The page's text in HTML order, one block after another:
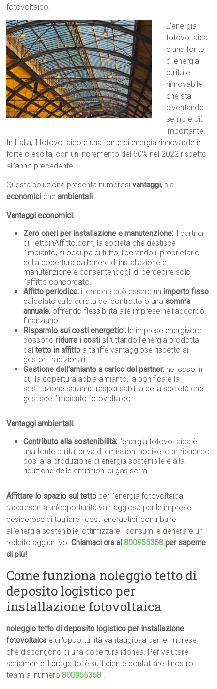
fotovoltaico.
L’energia
fotovoltaica
è una fonte
di energia
pulita e
rinnovabile
che sta
diventando
sempre più
importante.
In Italia, il fotovoltaico è una fonte di energia rinnovabile in
forte crescita, con un incremento del 50% nel 2022 rispetto
all’anno precedente.
Questa soluzione presenta numerosivantaggi, sia
economici cheambientali.
Vantaggi economici:
Zero oneri per installazione e manutenzione: il partner
di TettoinAffitto.com, la società che gestisce
l’impianto, si occupa di tutto, liberando il proprietario
della copertura dall’onere di installazione e
manutenzione e consentendogli di percepire solo
l’affitto concordato.
Affitto periodico: il canone può essere un importo fisso
calcolato sulla durata del contratto o una somma
annuale, offrendo flessibilità alle imprese nell’accordo
finanziario.
Risparmio sui costi energetici: le imprese energivore
possonoridurre i costi sfruttando l’energia prodotta
daltetto in affitto a tariffe vantaggiose rispetto ai
gestori tradizionali.
Gestione dell’amianto a carico del partner: nel caso in
cui la copertura abbia amianto, la bonifica e la
sostituzione saranno responsabilità della società che
gestisce l’impianto fotovoltaico.
Vantaggi ambientali:
Contributo alla sostenibilità: l’energia fotovoltaica è
una fonte pulita, priva di emissioni nocive, contribuendo
così alla produzione di energia sostenibile e alla
riduzione delle emissioni di gas serra.
Affittare lo spazio sul tetto per l’energia fotovoltaica
rappresenta un’opportunità vantaggiosa per le imprese
desiderose di tagliare i costi energetici, contribuire
all’energia sostenibile, ottimizzare i consumi e generare un
reddito aggiuntivo.Chiamaci ora al800955358 per saperne
di più!
Come funziona noleggio tetto di
deposito logistico per
installazione fotovoltaica
noleggio tetto di deposito logistico per installazione
fotovoltaica è un’opportunità vantaggiosa per le imprese
che dispongono di una copertura idonea. Per valutare
seriamente il progetto, è sufficiente contattare il nostro
team al numero800955358 .